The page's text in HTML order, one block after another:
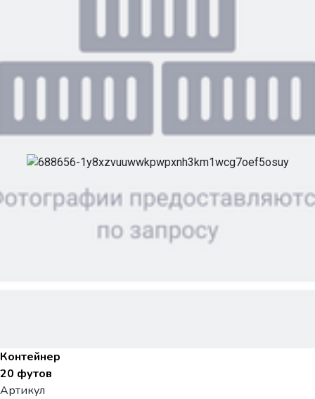
Контейнер
20 футов
Артикул